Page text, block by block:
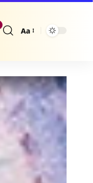
Größenänderung
Aa